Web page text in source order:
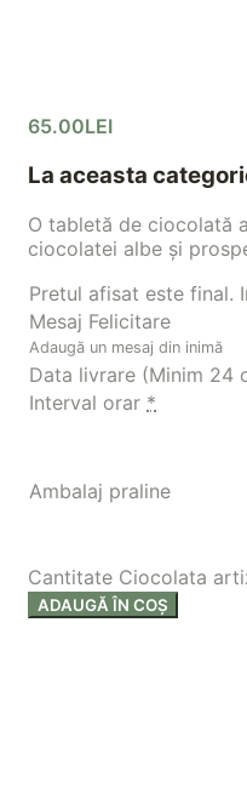
65.00LEI
La aceasta
O tabletă de ciocolată
ciocolatei albe și
Pretul afisat este final.
Mesaj Felicitare
Adaugă un mesaj din inimă
Data livrare (Minim 24
Interval orar *
Ambalaj praline
Cantitate Ciocolata
ADAUGĂ ÎN COȘ